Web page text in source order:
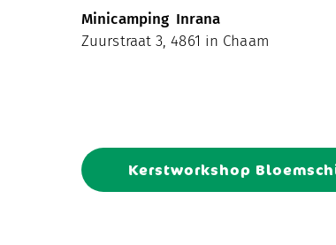
Minicamping Inrana
Zuurstraat 3, 4861 in Chaam
Kerstworkshop